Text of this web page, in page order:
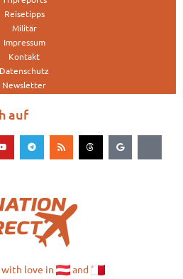
Reisetipps
Militär
Impressum
Kontakt
Datenschutz
Newsletter
auf
with love in and